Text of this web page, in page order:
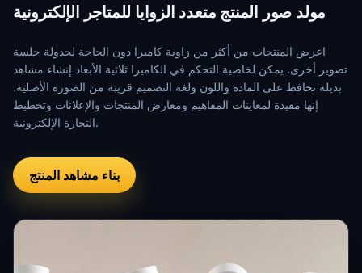
مولد صور المنتج متعدد الزوايا للمتاجر الإلكترونية
اعرض المنتجات من أكثر من زاوية كاميرا دون الحاجة لجدولة جلسة
تصوير أخرى. يمكن لخاصية التحكم في الكاميرا ثلاثية الأبعاد إنشاء مشاهد
بديلة تحافظ على المادة واللون ولغة التصميم قريبة من الصورة الأصلية.
إنها مفيدة لمعاينات المفاهيم ومعارض المنتجات والإعلانات وتخطيط
التجارة الإلكترونية.
بناء مشاهد المنتج